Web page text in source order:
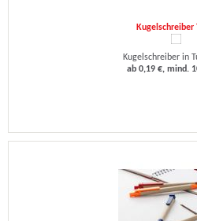
Kugelschreiber
Kugelschreiber in
ab 0,19 €, mind.